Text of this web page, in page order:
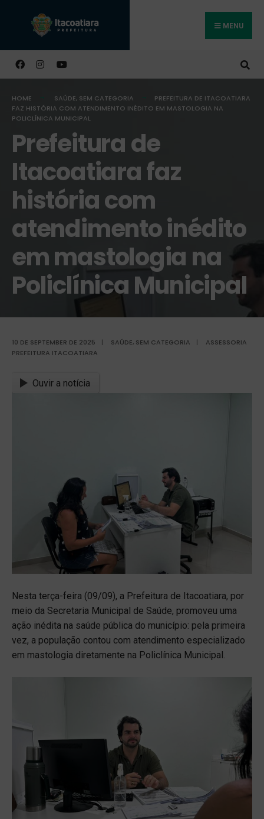
MENU
HOME SAÚDE, SEM CATEGORIA
PREFEITURA DE ITACOATIARA
FAZ HISTÓRIA COM ATENDIMENTO INÉDITO EM MASTOLOGIA NA
POLICLÍNICA MUNICIPAL
Prefeitura de
Itacoatiara faz
história com
atendimento inédito
em mastologia na
Policlínica Municipal
10 DE SEPTEMBER DE 2025 | SAÚDE, SEM CATEGORIA |
ASSESSORIA
PREFEITURA ITACOATIARA
Ouvir a notícia
Nesta terça-feira (09/09), a Prefeitura de Itacoatiara, por
meio da Secretaria Municipal de Saúde, promoveu uma
ação inédita na saúde pública do município: pela primeira
vez, a população contou com atendimento especializado
em mastologia diretamente na Policlínica Municipal.
Buscar